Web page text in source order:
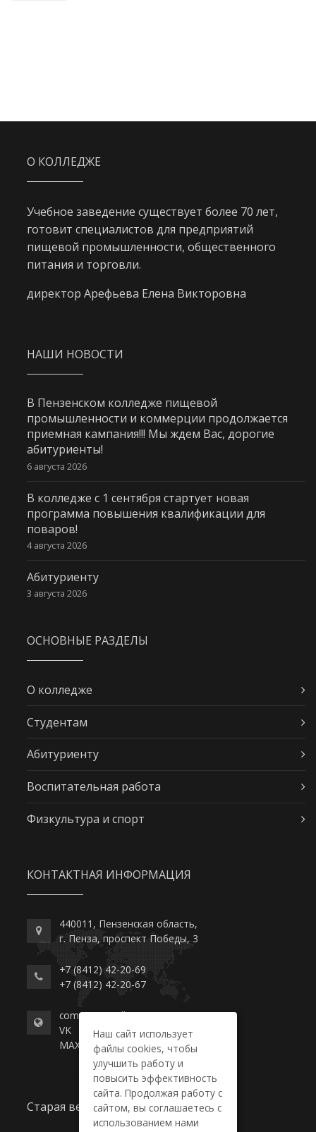
О КОЛЛЕДЖЕ
Учебное заведение существует более 70 лет,
готовит специалистов для предприятий
пищевой промышленности, общественного
питания и торговли.
директор Арефьева Елена Викторовна
НАШИ НОВОСТИ
В Пензенском колледже пищевой
промышленности и коммерции продолжается
приемная кампания!!! Мы ждем Вас, дорогие
абитуриенты!
6 августа 2026
В колледже с 1 сентября стартует новая
программа повышения квалификации для
поваров!
4 августа 2026
Абитуриенту
3 августа 2026
ОСНОВНЫЕ РАЗДЕЛЫ
О колледже
Студентам
Абитуриенту
Воспитательная работа
Физкультура и спорт
КОНТАКТНАЯ ИНФОРМАЦИЯ
440011, Пензенская область,
г. Пенза, проспект Победы, 3
+7 (8412) 42-20-69
+7 (8412) 42-20-67
commerce-college.ru
VK
MAX
Старая версия сайта
Наш сайт использует
файлы cookies, чтобы
улучшить работу и
повысить эффективность
сайта. Продолжая работу с
сайтом, вы соглашаетесь с
использованием нами